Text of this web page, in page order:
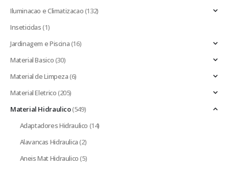
Iluminacao e Climatizacao(132)
Inseticidas(1)
Jardinagem e Piscina(16)
Material Basico(30)
Material de Limpeza(6)
Material Eletrico(205)
Material Hidraulico(549)
Adaptadores Hidraulico (14)
Alavancas Hidraulica(2)
Aneis Mat Hidraulico(5)